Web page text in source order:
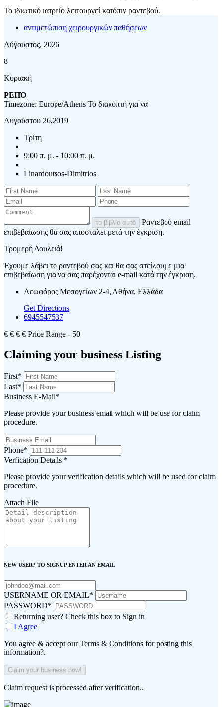
Το ιδιωτικό ιατρείο λειτουργεί κατόπιν ραντεβού.
αντιμετώπιση χειρουργικών παθήσεων
Αύγουστος, 2026
8
Κυριακή
ΡΕΠΌ
Timezone: Europe/Athens Το διακόπτη για να
Αυγούστου 26,2019
Τρίτη
9:00 π. μ. - 10:00 π. μ.
Linardoutsos-Dimitrios
το βιβλίο αυτό
Ραντεβού email
επιβεβαίωσης θα σας αποσταλεί μετά την έγκριση.
Τρομερή Δουλειά!
Έχουμε λάβει το ραντεβού σας και θα σας στείλουμε μια
επιβεβαίωση για να σας παρέχονται e-mail κατά την έγκριση.
Λεωφόρος Μεσογείων 2-4, Αθήνα, Ελλάδα
Get Directions
6945547537
€ € € € Price Range - 50
Claiming your business Listing
First*
Last*
Business E-Mail*
Please provide your business email which will be use for claim
procedure.
Phone*
Verfication Details *
Please provide your verification details which will be used for claim
procedure.
Attach File
NEW USER? TO SIGNUP ENTER AN EMAIL
USERNAME OR EMAIL*
PASSWORD*
Returning user? Check this box to Sign in
I Agree
You agree & accept our Terms & Conditions for posting this
information?.
Claim request is processed after verification..